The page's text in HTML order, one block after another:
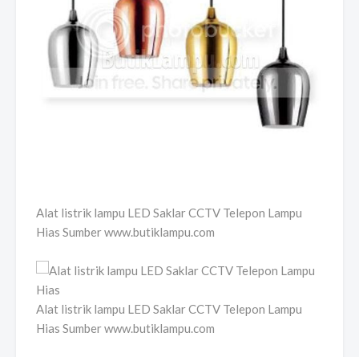
Alat listrik lampu LED Saklar CCTV Telepon Lampu
Hias Sumber www.butiklampu.com
Alat listrik lampu LED Saklar CCTV Telepon Lampu
Hias Sumber www.butiklampu.com